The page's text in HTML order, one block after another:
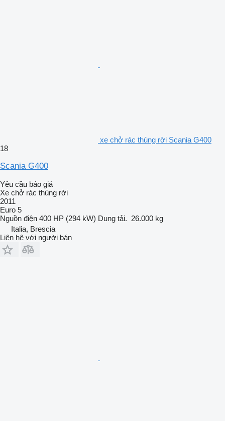
xe chở rác thùng rời Scania G400
18
Scania G400
Yêu cầu báo giá
Xe chở rác thùng rời
2011
Euro 5
Nguồn điện 400 HP (294 kW) Dung tải. 26.000 kg
Italia, Brescia
Liên hệ với người bán